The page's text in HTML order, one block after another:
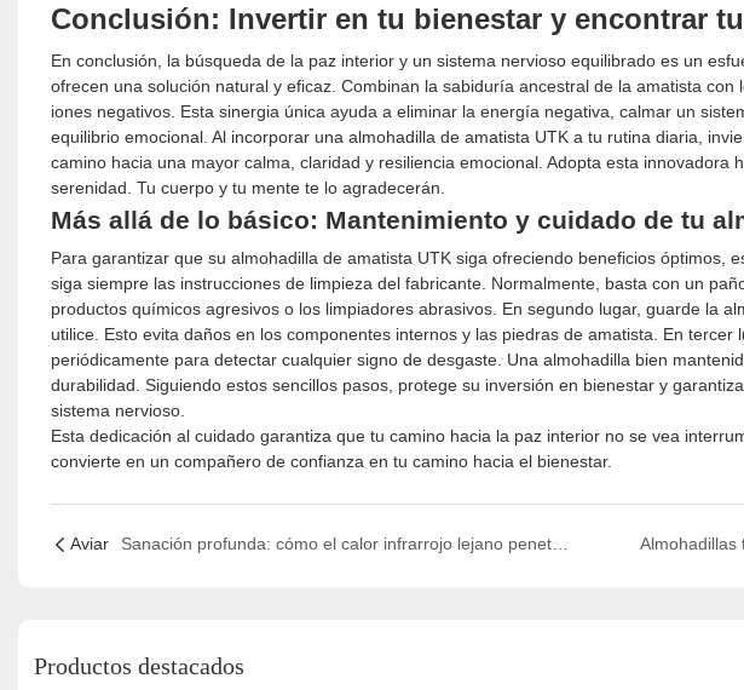
Conclusión: Invertir en tu bienestar y encontrar
En conclusión, la búsqueda de la paz interior y un sistema nervioso equilibrado es un
ofrecen una solución natural y eficaz. Combinan la sabiduría ancestral de la amatista
iones negativos. Esta sinergia única ayuda a eliminar la energía negativa, calmar un
equilibrio emocional. Al incorporar una almohadilla de amatista UTK a tu rutina diaria,
camino hacia una mayor calma, claridad y resiliencia emocional. Adopta esta innovadora
serenidad. Tu cuerpo y tu mente te lo agradecerán.
Más allá de lo básico: Mantenimiento y cuidado de tu
Para garantizar que su almohadilla de amatista UTK siga ofreciendo beneficios óptimos,
siga siempre las instrucciones de limpieza del fabricante. Normalmente, basta con un
productos químicos agresivos o los limpiadores abrasivos. En segundo lugar, guarde la
utilice. Esto evita daños en los componentes internos y las piedras de amatista. En tercer
periódicamente para detectar cualquier signo de desgaste. Una almohadilla bien
durabilidad. Siguiendo estos sencillos pasos, protege su inversión en bienestar y
sistema nervioso.
Esta dedicación al cuidado garantiza que tu camino hacia la paz interior no se vea
convierte en un compañero de confianza en tu camino hacia el bienestar.
Aviar Sanación profunda: cómo el calor infrarrojo lejano penetra el cuerpo para aliviar el dolor
Productos destacados